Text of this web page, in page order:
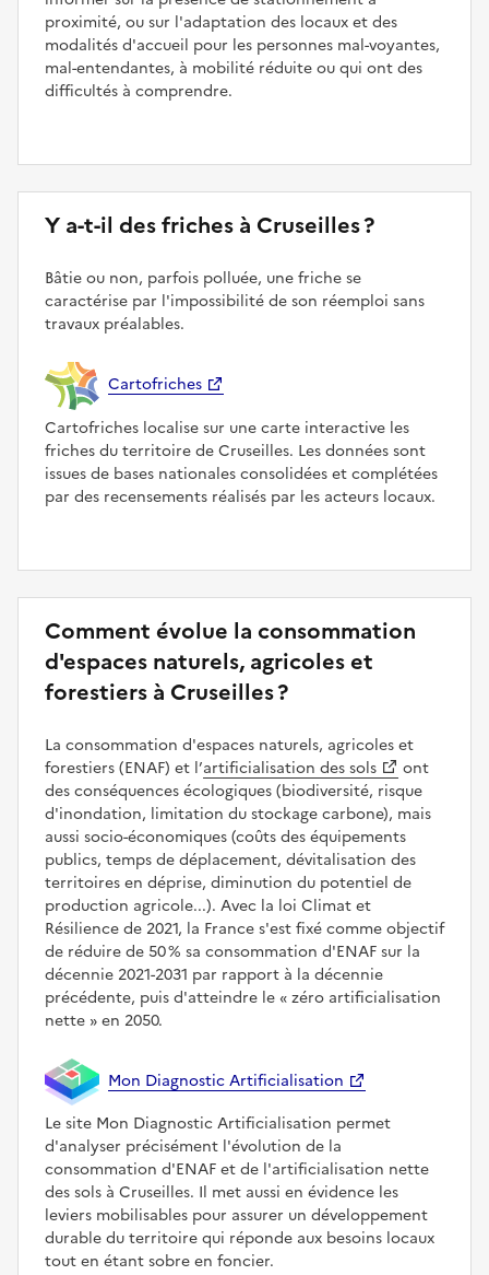
proximité, ou sur l'adaptation des locaux et des
modalités d'accueil pour les personnes mal-voyantes,
mal-entendantes, à mobilité réduite ou qui ont des
difficultés à comprendre.
Y a-t-il des friches à Cruseilles ?
Bâtie ou non, parfois polluée, une friche se
caractérise par l'impossibilité de son réemploi sans
travaux préalables.
Cartofriches
Cartofriches localise sur une carte interactive les
friches du territoire de Cruseilles. Les données sont
issues de bases nationales consolidées et complétées
par des recensements réalisés par les acteurs locaux.
Comment évolue la consommation
d'espaces naturels, agricoles et
forestiers à Cruseilles ?
La consommation d'espaces naturels, agricoles et
forestiers (ENAF) et l’artificialisation des sols
ont
des conséquences écologiques (biodiversité, risque
d'inondation, limitation du stockage carbone), mais
aussi socio-économiques (coûts des équipements
publics, temps de déplacement, dévitalisation des
territoires en déprise, diminution du potentiel de
production agricole...). Avec la loi Climat et
Résilience de 2021, la France s'est fixé comme objectif
de réduire de 50 % sa consommation d'ENAF sur la
décennie 2021-2031 par rapport à la décennie
précédente, puis d'atteindre le
zéro artificialisation
nette
en 2050.
Mon Diagnostic Artificialisation
Le site Mon Diagnostic Artificialisation permet
d'analyser précisément l'évolution de la
consommation d'ENAF et de l'artificialisation nette
des sols à Cruseilles. Il met aussi en évidence les
leviers mobilisables pour assurer un développement
durable du territoire qui réponde aux besoins locaux
tout en étant sobre en foncier.